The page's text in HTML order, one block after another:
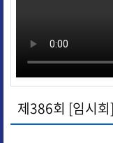
제386회 [임시